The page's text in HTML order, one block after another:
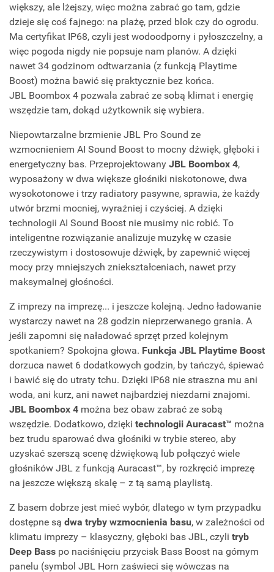
większy, ale lżejszy, więc można zabrać go tam, gdzie
dzieje się coś fajnego: na plażę, przed blok czy do ogrodu.
Ma certyfikat IP68, czyli jest wodoodporny i pyłoszczelny, a
więc pogoda nigdy nie popsuje nam planów. A dzięki
nawet 34 godzinom odtwarzania (z funkcją Playtime
Boost) można bawić się praktycznie bez końca.
JBL Boombox 4 pozwala zabrać ze sobą klimat i energię
wszędzie tam, dokąd użytkownik się wybiera.
Niepowtarzalne brzmienie JBL Pro Sound ze
wzmocnieniem AI Sound Boost to mocny dźwięk, głęboki i
energetyczny bas. Przeprojektowany JBL Boombox 4,
wyposażony w dwa większe głośniki niskotonowe, dwa
wysokotonowe i trzy radiatory pasywne, sprawia, że każdy
utwór brzmi mocniej, wyraźniej i czyściej. A dzięki
technologii AI Sound Boost nie musimy nic robić. To
inteligentne rozwiązanie analizuje muzykę w czasie
rzeczywistym i dostosowuje dźwięk, by zapewnić więcej
mocy przy mniejszych zniekształceniach, nawet przy
maksymalnej głośności.
Z imprezy na imprezę... i jeszcze kolejną. Jedno ładowanie
wystarczy nawet na 28 godzin nieprzerwanego grania. A
jeśli zapomni się naładować sprzęt przed kolejnym
spotkaniem? Spokojna głowa. Funkcja JBL Playtime Boost
dorzuca nawet 6 dodatkowych godzin, by tańczyć, śpiewać
i bawić się do utraty tchu. Dzięki IP68 nie straszna mu ani
woda, ani kurz, ani nawet najbardziej niezdarni znajomi.
JBL Boombox 4 można bez obaw zabrać ze sobą
wszędzie. Dodatkowo, dzięki technologii Auracast™ można
bez trudu sparować dwa głośniki w trybie stereo, aby
uzyskać szerszą scenę dźwiękową lub połączyć wiele
głośników JBL z funkcją Auracast™, by rozkręcić imprezę
na jeszcze większą skalę – z tą samą playlistą.
Z basem dobrze jest mieć wybór, dlatego w tym przypadku
dostępne są dwa tryby wzmocnienia basu, w zależności od
klimatu imprezy – klasyczny, głęboki bas JBL, czyli tryb
Deep Bass po naciśnięciu przycisk Bass Boost na górnym
panelu (symbol JBL Horn zaświeci się wówczas na